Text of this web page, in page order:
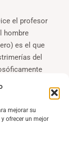
mejorar su
ofrecer un mejor
el profesor
hombre
es el que
del
que todo